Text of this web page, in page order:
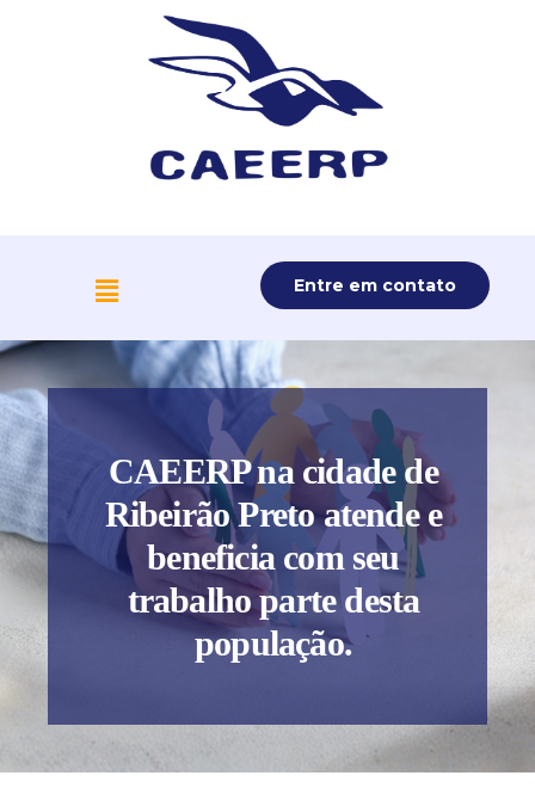
Entre em contato
CAEERP na cidade de
Ribeirão Preto atende e
beneficia com seu
trabalho parte desta
população.